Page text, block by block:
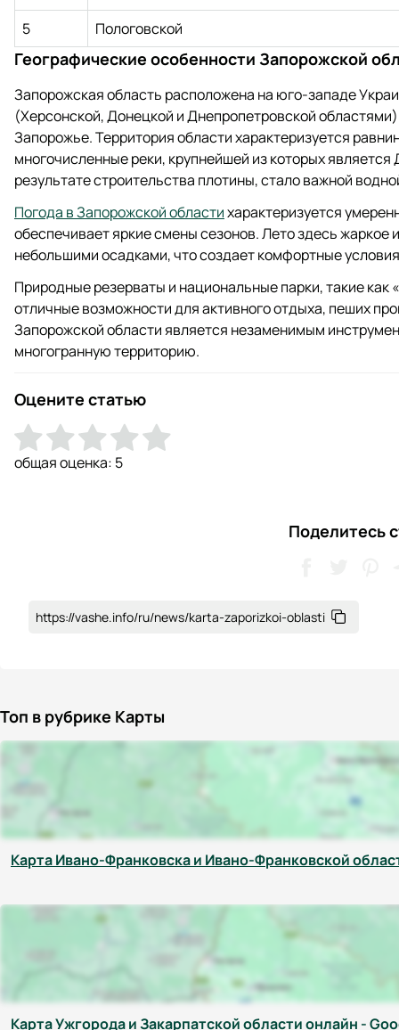
5
Пологовской
Географические особенности Запорожской
Запорожская область расположена на юго-западе
(Херсонской, Донецкой и Днепропетровской
Запорожье. Территория области характеризуется
многочисленные реки, крупнейшей из которых
результате строительства плотины, стало важной
Погода в Запорожской областихарактеризуется
обеспечивает яркие смены сезонов. Лето здесь жаркое
небольшими осадками, что создает комфортные
Природные резерваты и национальные парки, такие
отличные возможности для активного отдыха, пеших
Запорожской области является незаменимым
многогранную территорию.
Оцените статью
общая оценка: 5
Поделитесь
https://vashe.info/ru/news/karta-zaporizkoi-oblasti
Топ в рубрике Карты
Карта Ивано-Франковска и Ивано-Франковской
Карта Ужгорода и Закарпатской области онлайн -